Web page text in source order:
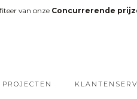
van onze Concurrerende
PROJECTEN